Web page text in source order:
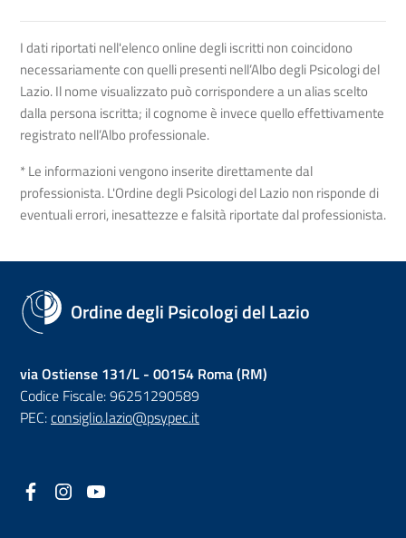
I dati riportati nell'elenco online degli iscritti non coincidono
necessariamente con quelli presenti nell’Albo degli Psicologi del
Lazio. Il nome visualizzato può corrispondere a un alias scelto
dalla persona iscritta; il cognome è invece quello effettivamente
registrato nell’Albo professionale.
* Le informazioni vengono inserite direttamente dal
professionista. L'Ordine degli Psicologi del Lazio non risponde di
eventuali errori, inesattezze e falsità riportate dal professionista.
Ordine degli Psicologi del Lazio
via Ostiense 131/L - 00154 Roma (RM)
Codice Fiscale: 96251290589
PEC:consiglio.lazio@psypec.it
Facebook
(nuova scheda - new tab)
Instagram
(nuova scheda - new tab)